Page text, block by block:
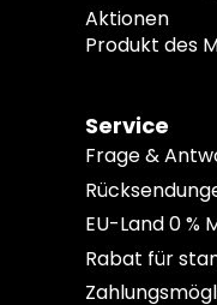
Aktionen
Produkt des
Service
Frage &
EU-Land 0
Rabat für